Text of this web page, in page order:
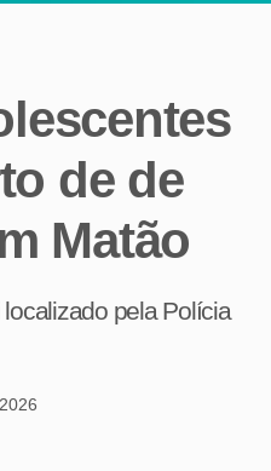
de de
Matão
pela Polícia